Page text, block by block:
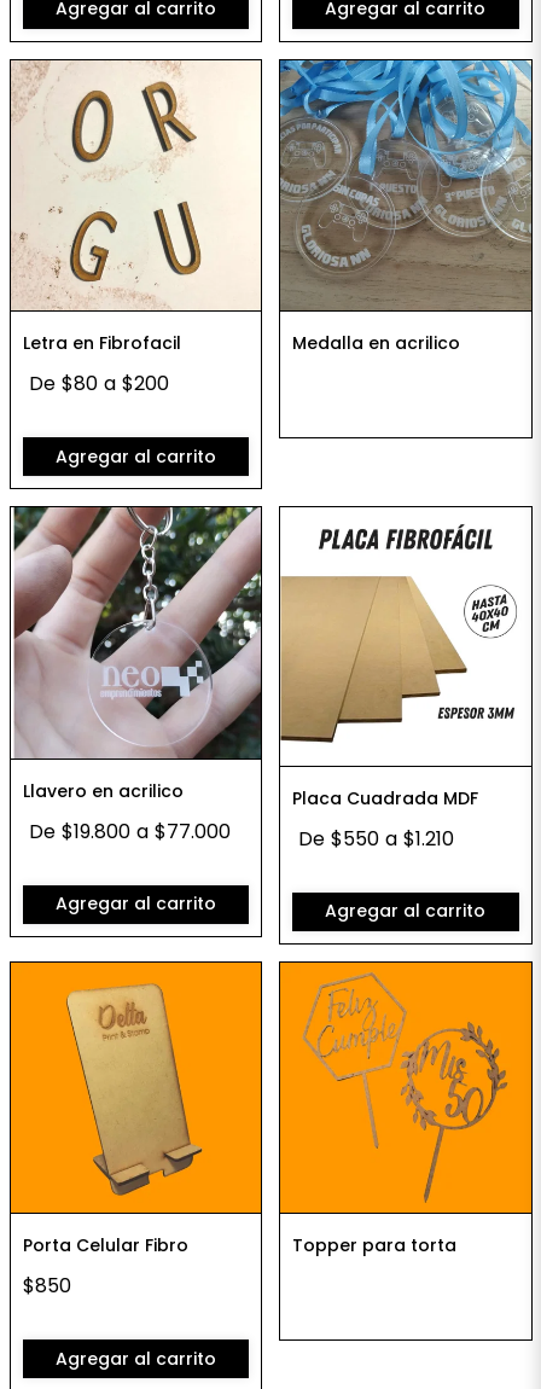
Agregar al carrito Agregar al carrito
Letra en Fibrofacil
De $80 a $200
Agregar al carrito
Medalla en acrilico
Llavero en acrilico
De $19.800 a $77.000
Agregar al carrito
Placa Cuadrada MDF
De $550 a $1.210
Agregar al carrito
Porta Celular Fibro
$850
Agregar al carrito
Topper para torta